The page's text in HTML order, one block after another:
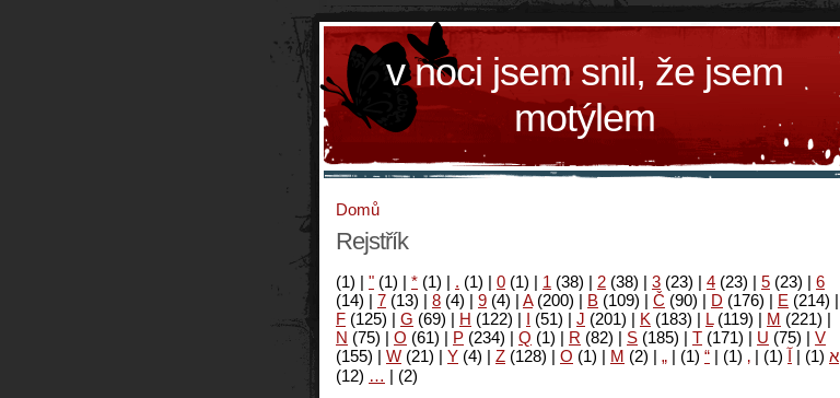
v noci jsem snil, že jsem
motýlem
Domů
Rejstřík
(1) | " (1) | * (1) | . (1) | 0 (1) | 1 (38) | 2 (38) | 3 (23) | 4 (23) | 5 (23) | 6
(14) | 7 (13) | 8 (4) | 9 (4) | A(200) | B (109) | Č (90) | D (176) | E (214) |
F (125) | G (69) | H (122) | I (51) | J (201) | K (183) | L(119) | M (221) |
N (75) | O (61) | P (234) | Q (1) | R (82) | S (185) | T (171) | U (75) | V
(155) | W (21) | Y (4) | Z (128) | Ο (1) | М (2) | א (1)
| آ (1)
|
‚
(1)
|
“
(1)
|
„
(2)
|
…
(12)